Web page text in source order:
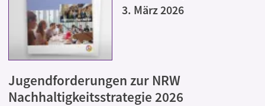
3. März 2026
Jugendforderungen zur NRW
Nachhaltigkeitsstrategie 2026